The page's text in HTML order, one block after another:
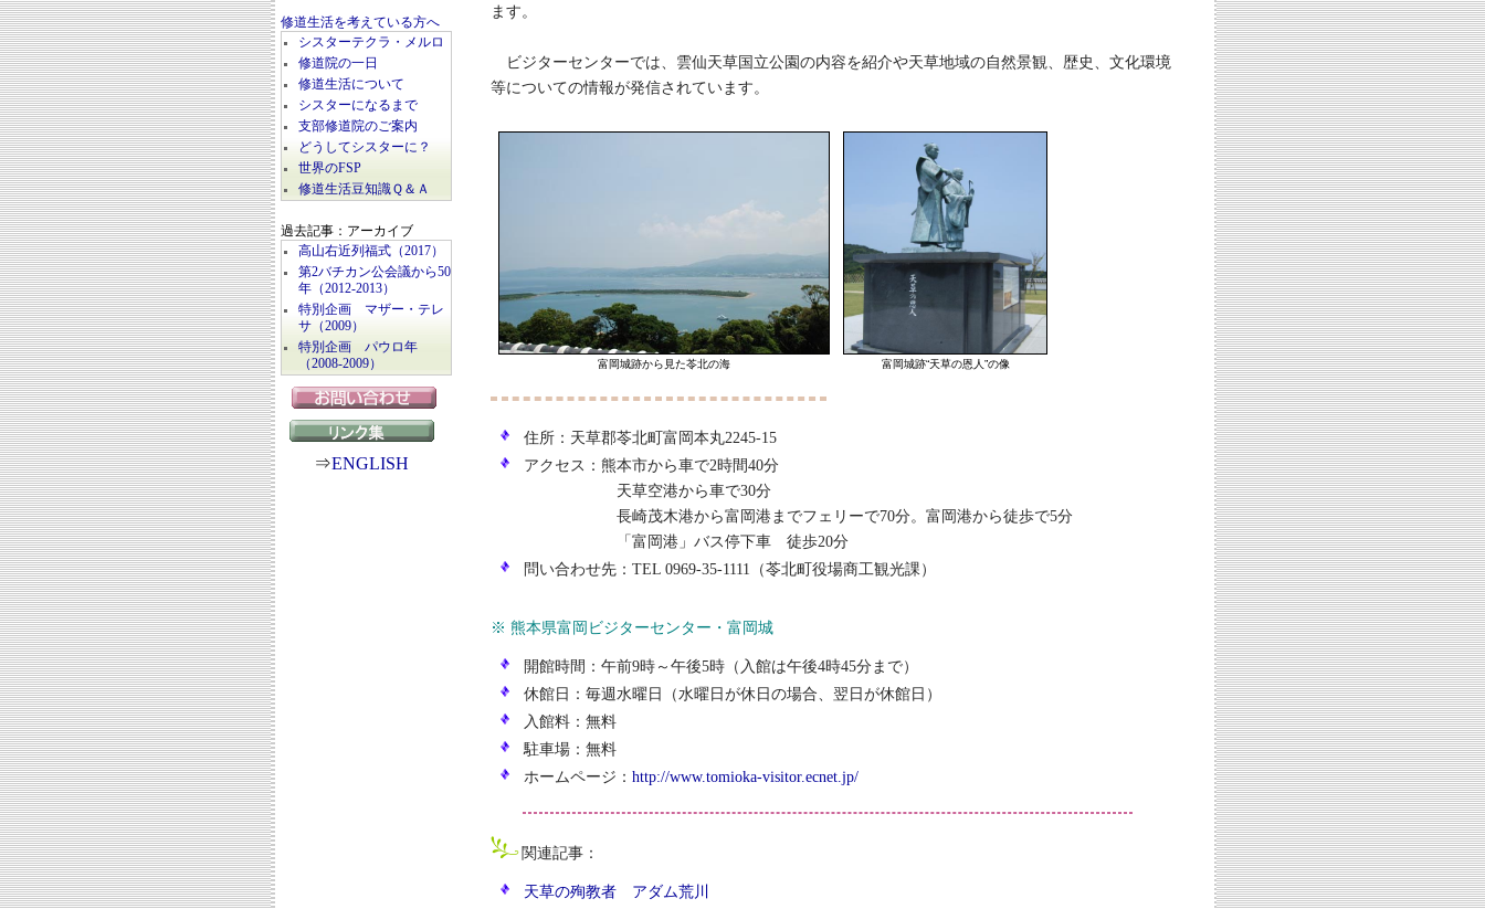
修道生活を考えている方へ
シスターテクラ・メルロ
修道院の一日
修道生活について
シスターになるまで
支部修道院のご案内
どうしてシスターに？
世界のFSP
修道生活豆知識Ｑ＆Ａ
過去記事：アーカイブ
高山右近列福式（2017）
第2バチカン公会議から50
年（2012-2013）
特別企画 マザー・テレ
サ（2009）
特別企画 パウロ年
（2008-2009）
⇒ENGLISH
ます。
ビジターセンターでは、雲仙天草国立公園の内容を紹介や天草地域の自然景観、歴史、文化環境
等についての情報が発信されています。
富岡城跡から見た苓北の海 富岡城跡“天草の恩人”の像
住所：天草郡苓北町富岡本丸2245-15
アクセス：熊本市から車で2時間40分
天草空港から車で30分
長崎茂木港から富岡港までフェリーで70分。富岡港から徒歩で5分
「富岡港」バス停下車 徒歩20分
問い合わせ先：TEL 0969-35-1111（苓北町役場商工観光課）
※ 熊本県富岡ビジターセンター・富岡城
開館時間：午前9時～午後5時（入館は午後4時45分まで）
休館日：毎週水曜日（水曜日が休日の場合、翌日が休館日）
入館料：無料
駐車場：無料
ホームページ： http://www.tomioka-visitor.ecnet.jp/
関連記事：
天草の殉教者 アダム荒川